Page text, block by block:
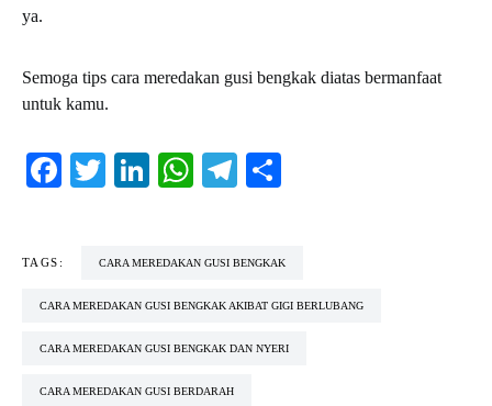
ya.
Semoga tips cara meredakan gusi bengkak diatas bermanfaat
untuk kamu.
Facebook
TwitterLinkedIn
WhatsApp
Telegram
TAGS: CARA MEREDAKAN GUSI BENGKAK
CARA MEREDAKAN GUSI BENGKAK AKIBAT GIGI BERLUBANG
CARA MEREDAKAN GUSI BENGKAK DAN NYERI
CARA MEREDAKAN GUSI BERDARAH